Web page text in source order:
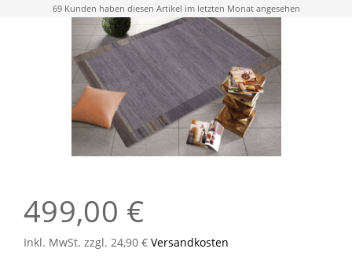
69 Kunden haben diesen Artikel im letzten Monat angesehen
499,00 €
Inkl. MwSt. zzgl. 24,90 € Versandkosten